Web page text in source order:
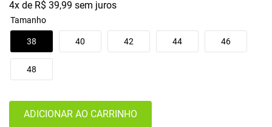
4x de R$ 39,99 sem juros
Tamanho
38 40 42 44 46
48
ADICIONAR AO CARRINHO